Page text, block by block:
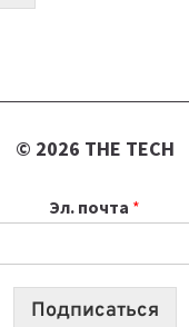
© 2026 THE TECH
Эл. почта *
Подписаться